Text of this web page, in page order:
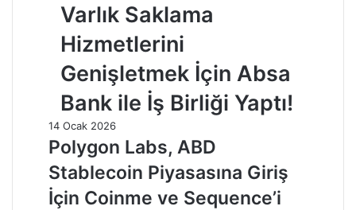
Varlık Saklama
Hizmetlerini
Genişletmek İçin Absa
Bank ile İş Birliği Yaptı!
14 Ocak 2026
Polygon Labs, ABD
Stablecoin Piyasasına Giriş
İçin Coinme ve Sequence’i